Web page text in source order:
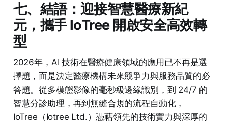
七、結語：迎接智慧醫療新紀
元，攜手 IoTree 開啟安全高效轉
型
2026年，AI 技術在醫療健康領域的應用已不再是選
擇題，而是決定醫療機構未來競爭力與服務品質的必
答題。從多模態影像的毫秒級邊緣識別，到 24/7 的
智慧分診助理，再到無縫合規的流程自動化，
IoTree（Iotree Ltd.）憑藉領先的技術實力與深厚的